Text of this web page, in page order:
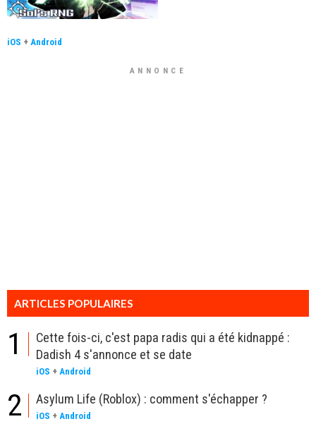
iOS + Android
ANNONCE
ARTICLES POPULAIRES
1
Cette fois-ci, c'est papa radis qui a été kidnappé :
Dadish 4 s'annonce et se date
iOS + Android
2 Asylum Life (Roblox) : comment s'échapper ?
iOS + Android